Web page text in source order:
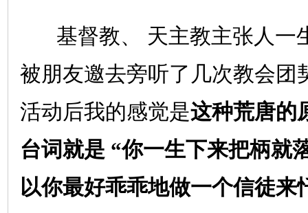
基督教、
天主教主张人一
被朋友邀去旁听了几次教会团
活动后我的感觉是这种荒唐的
台词就是 “你一生下来把柄就
以你最好乖乖地做一个信徒来